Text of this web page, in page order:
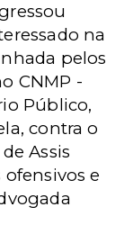
na
pelos
CNMP -
Público,
contra o
Assis
e